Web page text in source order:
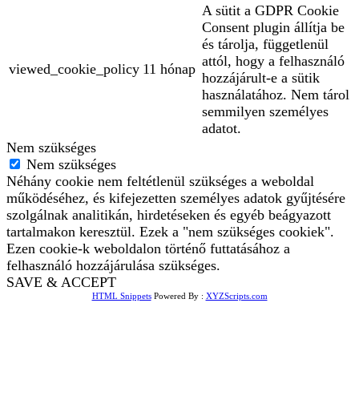
viewed_cookie_policy 11 hónap
A sütit a GDPR Cookie
Consent plugin állítja be
és tárolja, függetlenül
attól, hogy a felhasználó
hozzájárult-e a sütik
használatához. Nem tárol
semmilyen személyes
adatot.
Nem szükséges
Nem szükséges
Néhány cookie nem feltétlenül szükséges a weboldal
működéséhez, és kifejezetten személyes adatok gyűjtésére
szolgálnak analitikán, hirdetéseken és egyéb beágyazott
tartalmakon keresztül. Ezek a "nem szükséges cookiek".
Ezen cookie-k weboldalon történő futtatásához a
felhasználó hozzájárulása szükséges.
SAVE & ACCEPT
HTML SnippetsPowered By : XYZScripts.com